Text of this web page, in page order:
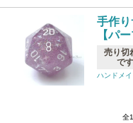
手作
【パ
売り切
です
ハンドメイ
全